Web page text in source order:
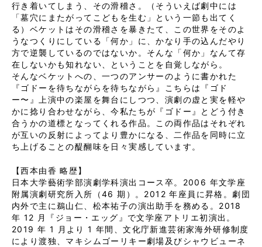
行き着いてしまう、その滑稽さ。（そういえば劇中には
「墓穴にまたがってこどもを生む」という一節も出てく
る）ベケットはその滑稽さを暴きたて、この世界をそのよ
うなつくりにしている「何か」に、かなり手の込んだやり
方で逆襲しているのではないか。そんな「何か」なんて存
在しないかも知れない、ということを自覚しながら。
そんなベケットへの、一つのアンサーのように書かれた
『ゴドーを待ちながらを待ちながら』こちらは『ゴド
ー〜』上演中の楽屋を舞台にしつつ、演劇の虚と実を軽や
かに捻り合わせながら、今私たちが『ゴドー』とどう付き
合うかの道標となってくれる作品。この両作品はそれぞれ
が互いの反射によってより豊かになる、二作品を同時に立
ち上げることの醍醐味を日々実感しています。
【西本由香 略歴】
日本大学藝術学部演劇学科演出コース卒。2006 年文学座
附属演劇研究所入所（46 期）。2012 年座員に昇格。劇団
内外で主に鵜山仁、松本祐子の演出助手を務める。2018
年 12 月『ジョー・エッグ』で文学座アトリエ初演出。
2019 年 1 月より 1 年間、文化庁新進芸術家海外研修制度
により渡独、マキシムゴーリキー劇場及びシャウビューネ